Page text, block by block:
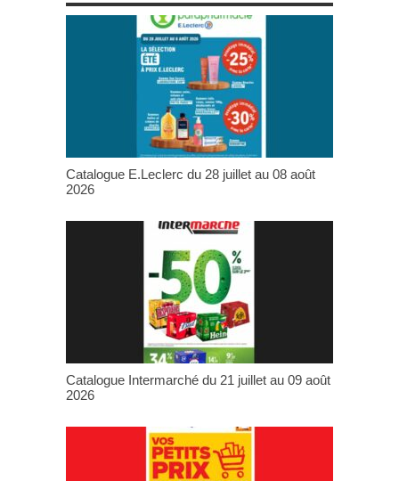
Catalogue E.Leclerc du 28 juillet au 08 août
2026
Catalogue Intermarché du 21 juillet au 09 août
2026